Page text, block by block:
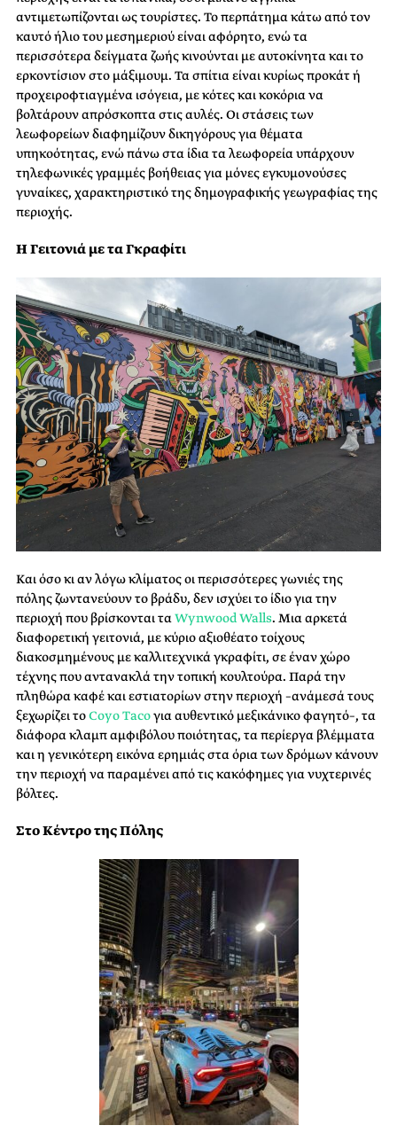
αντιμετωπίζονται ως τουρίστες. Το περπάτημα κάτω από τον
καυτό ήλιο του μεσημεριού είναι αφόρητο, ενώ τα
περισσότερα δείγματα ζωής κινούνται με αυτοκίνητα και το
ερκοντίσιον στο μάξιμουμ. Τα σπίτια είναι κυρίως προκάτ ή
προχειροφτιαγμένα ισόγεια, με κότες και κοκόρια να
βολτάρουν απρόσκοπτα στις αυλές. Οι στάσεις των
λεωφορείων διαφημίζουν δικηγόρους για θέματα
υπηκοότητας, ενώ πάνω στα ίδια τα λεωφορεία υπάρχουν
τηλεφωνικές γραμμές βοήθειας για μόνες εγκυμονούσες
γυναίκες, χαρακτηριστικό της δημογραφικής γεωγραφίας της
περιοχής.
Η Γειτονιά με τα Γκραφίτι
Και όσο κι αν λόγω κλίματος οι περισσότερες γωνιές της
πόλης ζωντανεύουν το βράδυ, δεν ισχύει το ίδιο για την
περιοχή που βρίσκονται ταWynwood Walls. Μια αρκετά
διαφορετική γειτονιά, με κύριο αξιοθέατο τοίχους
διακοσμημένους με καλλιτεχνικά γκραφίτι, σε έναν χώρο
τέχνης που αντανακλά την τοπική κουλτούρα. Παρά την
πληθώρα καφέ και εστιατορίων στην περιοχή –ανάμεσά τους
ξεχωρίζει τοCoyo Tacoγια αυθεντικό μεξικάνικο φαγητό–, τα
διάφορα κλαμπ αμφιβόλου ποιότητας, τα περίεργα βλέμματα
και η γενικότερη εικόνα ερημιάς στα όρια των δρόμων κάνουν
την περιοχή να παραμένει από τις κακόφημες για νυχτερινές
βόλτες.
Στο Κέντρο της Πόλης